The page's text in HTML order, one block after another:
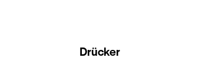
Drücker